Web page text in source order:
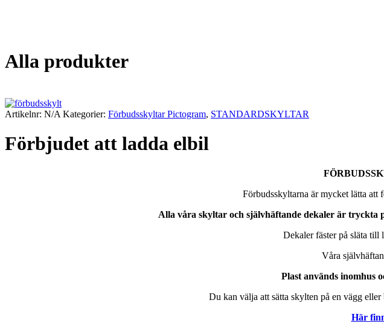
Alla produkter
Artikelnr: N/A Kategorier: Förbudsskyltar Pictogram, STANDARDSKYLTAR
Förbjudet att ladda elbil
Förbudsskyltarna är mycket lätta att
Alla våra skyltar och självhäftande dekaler är
Dekaler fäster på släta till
Våra
Plast används inomhus
Du kan välja att sätta skylten på en vägg
Här